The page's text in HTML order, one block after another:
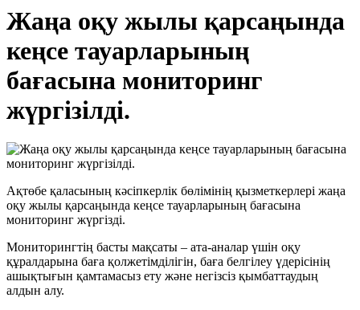
Жаңа оқу жылы қарсаңында
кеңсе тауарларының
бағасына мониторинг
жүргізілді.
Ақтөбе қаласының кәсіпкерлік бөлімінің қызметкерлері жаңа
оқу жылы қарсаңында кеңсе тауарларының бағасына
мониторинг жүргізді.
Мониторингтің басты мақсаты – ата-аналар үшін оқу
құралдарына баға қолжетімділігін, баға белгілеу үдерісінің
ашықтығын қамтамасыз ету және негізсіз қымбаттаудың
алдын алу.